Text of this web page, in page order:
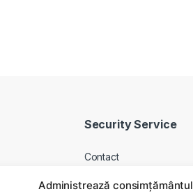
Administrează consimțământul
Security Service
Contact